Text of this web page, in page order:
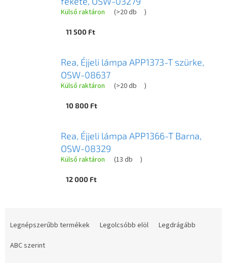
Külső raktáron (>20 db )
11 500 Ft
Rea, Éjjeli lámpa APP1373-T szürke,
OSW-08637
Külső raktáron (>20 db )
10 800 Ft
Rea, Éjjeli lámpa APP1366-T Barna,
OSW-08329
Külső raktáron (13 db )
12 000 Ft
m
Legnépszerűbb termékek Legolcsóbb elöl
Legdrágább
ABC szerint